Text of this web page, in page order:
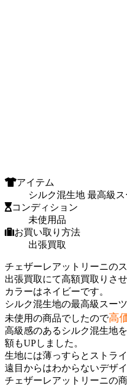
アイテム
シルク混生地 最高級ス
コンディション
未使用品
お買い取り方法
出張買取
チェザーレアットリーニの
出張買取にて高額買取りさ
カラーはネイビーです。
シルク混生地の最高級スーツ
未使用の商品でしたので高
高級感のあるシルク混生地
額もUPしました。
生地には薄っすらとストラ
遠目からはわからないデザ
チェザーレアットリーニの